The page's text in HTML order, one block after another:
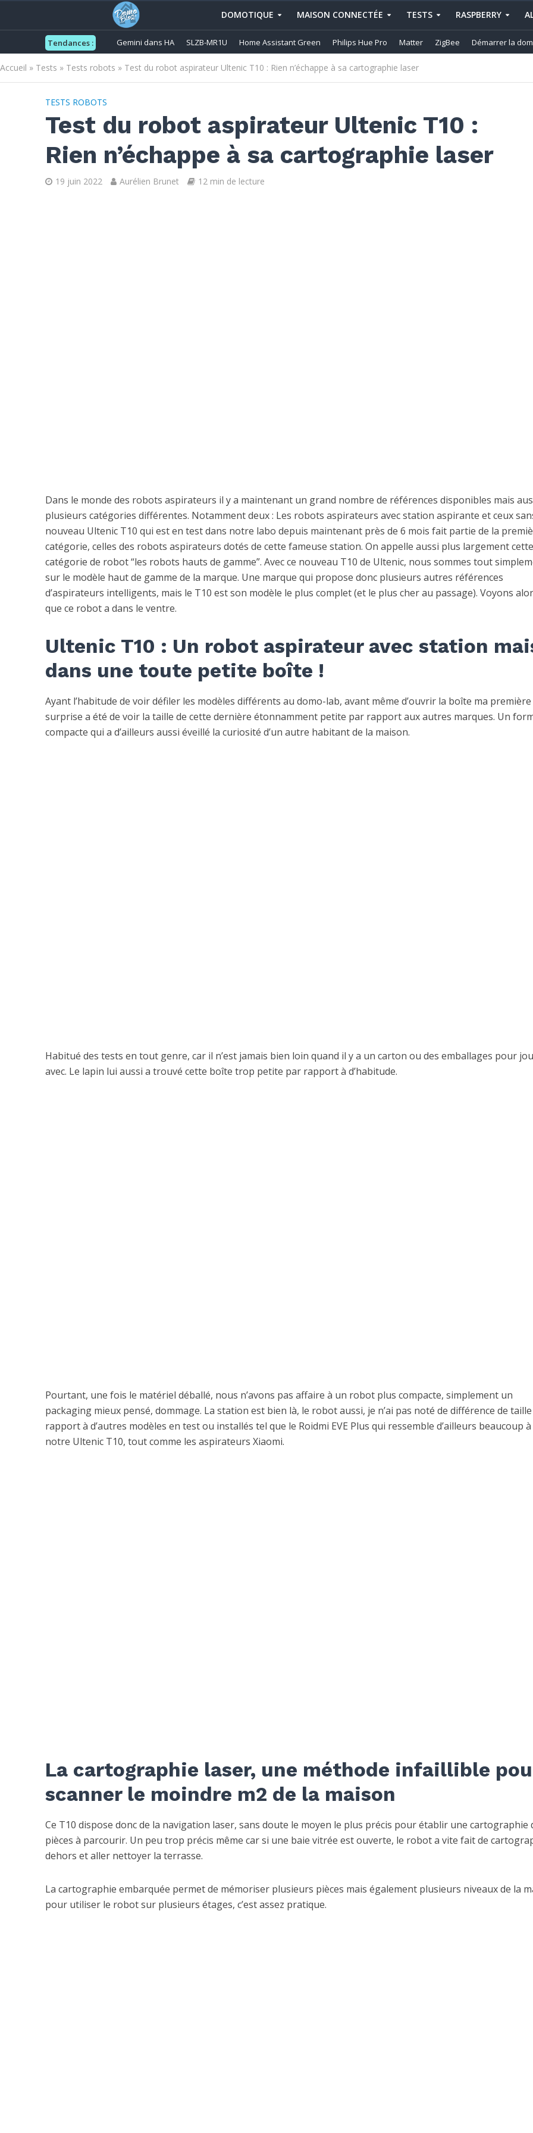
DOMOTIQUE MAISON CONNECTÉE TESTS RASPBERRY
Tendances : Gemini dans HA SLZB-MR1U Home Assistant Green Philips Hue Pro Matter ZigBee Démarrer la
Accueil » Tests » Tests robots » Test du robot aspirateur Ultenic T10 : Rien n’échappe à sa cartographie laser
TESTS ROBOTS
Test du robot aspirateur Ultenic T10 :
Rien n’échappe à sa cartographie laser
19 juin 2022 Aurélien Brunet 12 min de lecture
Dans le monde des robots aspirateurs il y a maintenant un grand nombre de références disponibles mais
plusieurs catégories différentes. Notamment deux : Les robots aspirateurs avec station aspirante et ceux
nouveau Ultenic T10 qui est en test dans notre labo depuis maintenant près de 6 mois fait partie de la
catégorie, celles des robots aspirateurs dotés de cette fameuse station. On appelle aussi plus largement cette
catégorie de robot “les robots hauts de gamme”. Avec ce nouveau T10 de Ultenic, nous sommes tout
sur le modèle haut de gamme de la marque. Une marque qui propose donc plusieurs autres références
d’aspirateurs intelligents, mais le T10 est son modèle le plus complet (et le plus cher au passage). Voyons
que ce robot a dans le ventre.
Ultenic T10 : Un robot aspirateur avec station
dans une toute petite boîte !
Ayant l’habitude de voir défiler les modèles différents au domo-lab, avant même d’ouvrir la boîte ma première
surprise a été de voir la taille de cette dernière étonnamment petite par rapport aux autres marques. Un
compacte qui a d’ailleurs aussi éveillé la curiosité d’un autre habitant de la maison.
Habitué des tests en tout genre, car il n’est jamais bien loin quand il y a un carton ou des emballages pour
avec. Le lapin lui aussi a trouvé cette boîte trop petite par rapport à d’habitude.
Pourtant, une fois le matériel déballé, nous n’avons pas affaire à un robot plus compacte, simplement un
packaging mieux pensé, dommage. La station est bien là, le robot aussi, je n’ai pas noté de différence de
rapport à d’autres modèles en test ou installés tel que le Roidmi EVE Plus qui ressemble d’ailleurs beaucoup à
notre Ultenic T10, tout comme les aspirateurs Xiaomi.
La cartographie laser, une méthode infaillible
scanner le moindre m2 de la maison
Ce T10 dispose donc de la navigation laser, sans doute le moyen le plus précis pour établir une cartographie
pièces à parcourir. Un peu trop précis même car si une baie vitrée est ouverte, le robot a vite fait de
dehors et aller nettoyer la terrasse.
La cartographie embarquée permet de mémoriser plusieurs pièces mais également plusieurs niveaux de la
pour utiliser le robot sur plusieurs étages, c’est assez pratique.